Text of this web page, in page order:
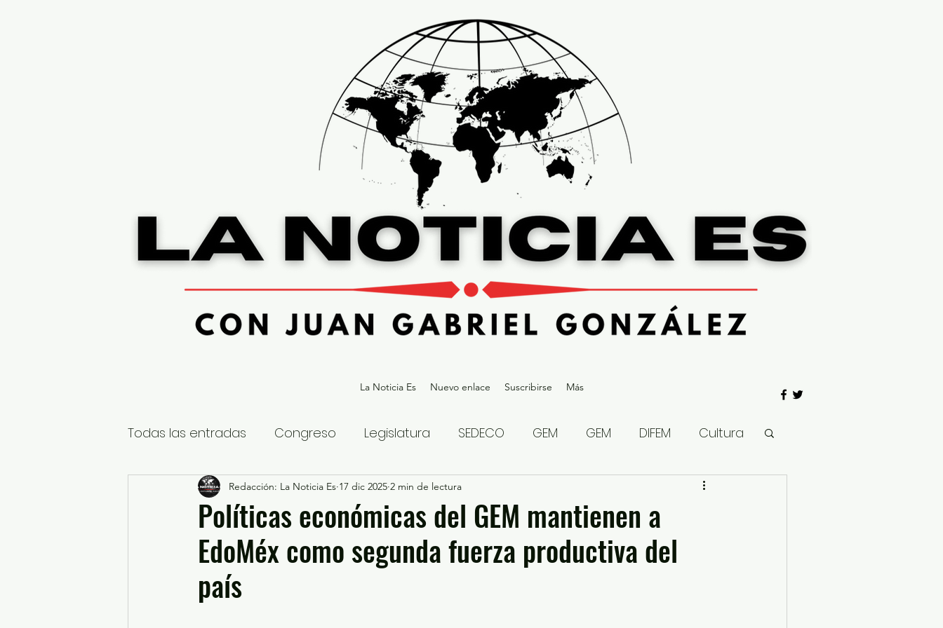
La Noticia Es Nuevo enlace Suscribirse Más
Todas las entradas Congreso Legislatura SEDECO GEM GEM DIFEM Cultura
Nacional Estatal Gubernatura Edoméx 2023
Educación y Cultura Seguridad y Justicia Denuncia Ciudadana
¿Qué pasa en tus municipios?
Políticas económicas del GEM mantienen a
EdoMéx como segunda fuerza productiva del
país
Redacción: La Noticia Es 17 dic 2025 2 min de lectura